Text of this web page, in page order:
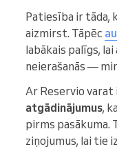
Patiesība ir tāda,
aizmirst. Tāpēc
labākais palīgs,
neierašanās —
Ar Reservio
atgādinājumus,
pirms pasākuma.
ziņojumus, lai tie